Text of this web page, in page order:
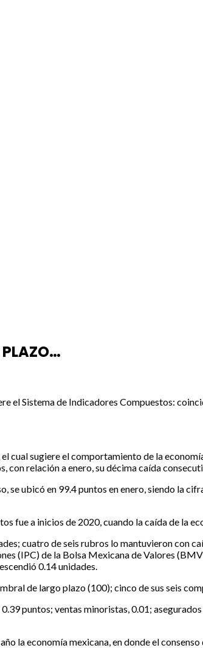
el Sistema de Indicadores Compuestos:
sugiere el comportamiento de la
relación a enero, su décima caída
ubicó en 99.4 puntos en enero, siendo la
fue a inicios de 2020, cuando la caída de la
cuatro de seis rubros lo mantuvieron con
(IPC) de la Bolsa Mexicana de Valores
0.14 unidades.
de largo plazo (100); cinco de sus seis
puntos; ventas minoristas, 0.01;
la economía mexicana, en donde el